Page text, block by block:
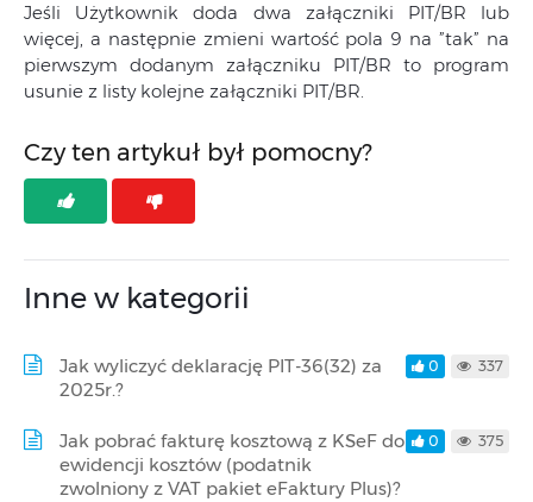
Jeśli Użytkownik doda dwa załączniki PIT/BR lub
więcej, a następnie zmieni wartość pola 9 na ”tak” na
pierwszym dodanym załączniku PIT/BR to program
usunie z listy kolejne załączniki PIT/BR.
Czy ten artykuł był pomocny?
Inne w kategorii
Jak wyliczyć deklarację PIT-36(32) za
2025r.?
0 337
Jak pobrać fakturę kosztową z KSeF do
ewidencji kosztów (podatnik
zwolniony z VAT pakiet eFaktury Plus)?
0 375